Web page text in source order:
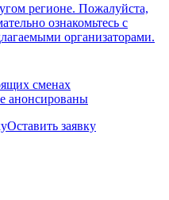
регионе. Пожалуйста,
ознакомьтесь с
организаторами.
сменах
анонсированы
Оставить заявку